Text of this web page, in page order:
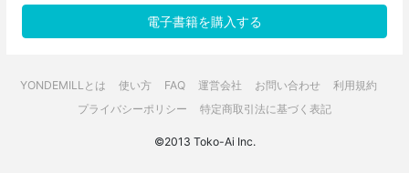
電子書籍を購入する
YONDEMILLとは 使い方 FAQ 運営会社 お問い合わせ
利用規約
プライバシーポリシー
特定商取引法に基づく表記
©2013 Toko-Ai Inc.